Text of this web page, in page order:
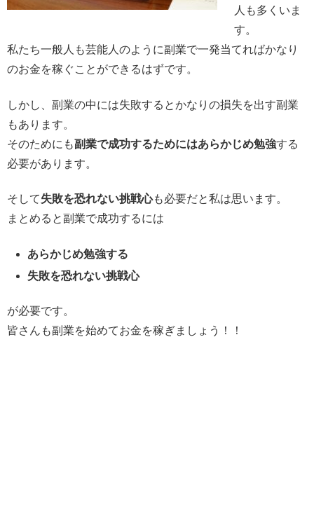
人も多くいま
す。
私たち一般人も芸能人のように副業で一発当てればかなり
のお金を稼ぐことができるはずです。
しかし、副業の中には失敗するとかなりの損失を出す副業
もあります。
そのためにも副業で成功するためにはあらかじめ勉強する
必要があります。
そして失敗を恐れない挑戦心も必要だと私は思います。
まとめると副業で成功するには
あらかじめ勉強する
失敗を恐れない挑戦心
が必要です。
皆さんも副業を始めてお金を稼ぎましょう！！